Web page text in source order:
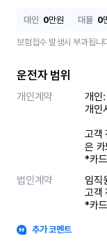
대인 0만원 대물 0
보험접수 발생시 부과됩니
운전자 범위
개인계약
개인
개인
고객
은
*카
법인계약
임직
고객
*카
추가 코멘트